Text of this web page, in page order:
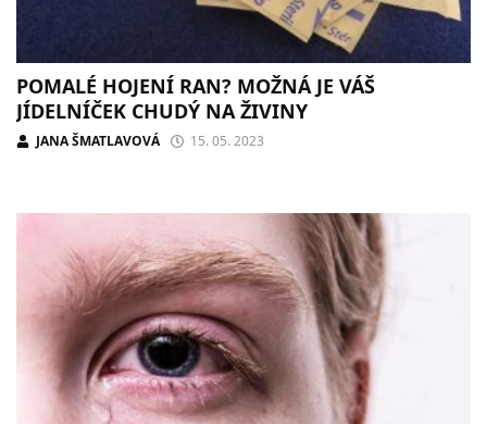
POMALÉ HOJENÍ RAN? MOŽNÁ JE VÁŠ
JÍDELNÍČEK CHUDÝ NA ŽIVINY
JANA ŠMATLAVOVÁ 15. 05. 2023